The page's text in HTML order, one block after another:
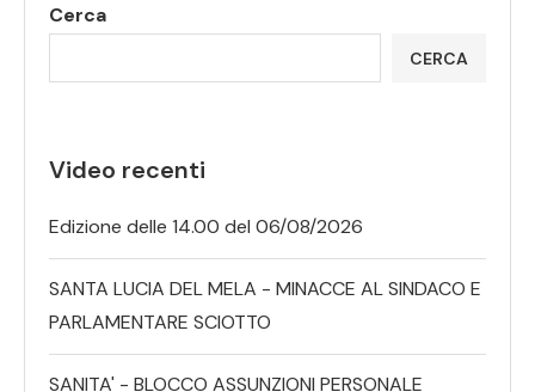
Cerca
CERCA
Video recenti
Edizione delle 14.00 del 06/08/2026
SANTA LUCIA DEL MELA - MINACCE AL SINDACO E
PARLAMENTARE SCIOTTO
SANITA' - BLOCCO ASSUNZIONI PERSONALE